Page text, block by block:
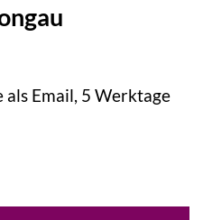
Email, 5 Werktage